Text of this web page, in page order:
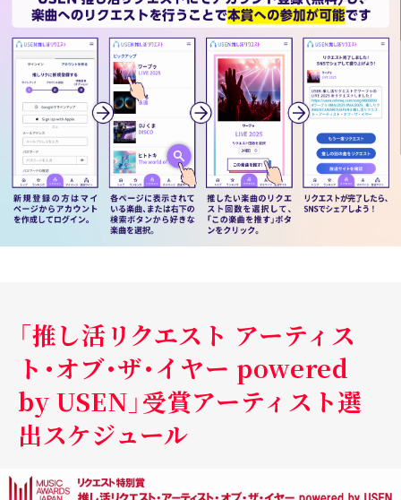
「推し活リクエスト アーティス
ト・オブ・ザ・イヤー powered
by USEN」受賞アーティスト選
出スケジュール